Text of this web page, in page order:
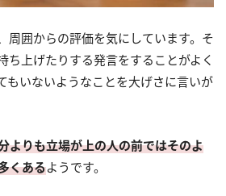
周囲からの評価を気にしています。そ
ち上げたりする発言をすることがよく
もいないようなことを大げさに言いが
よりも立場が上の人の前ではそのよ
くあるようです。